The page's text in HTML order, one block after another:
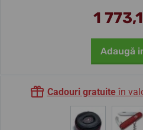
1
Adaugă
Cadouri gratuiteîn